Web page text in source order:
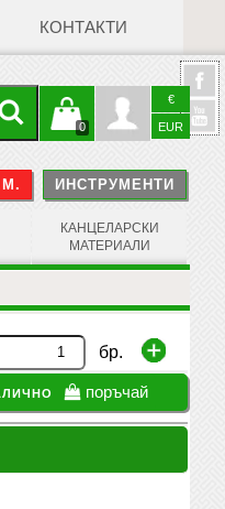
КОНТАКТИ
€
EUR
Профил
0
Кошницата
е празна
ИНСТРУМЕНТИ
КАНЦЕЛАРСКИ
МАТЕРИАЛИ
бр.
поръчай